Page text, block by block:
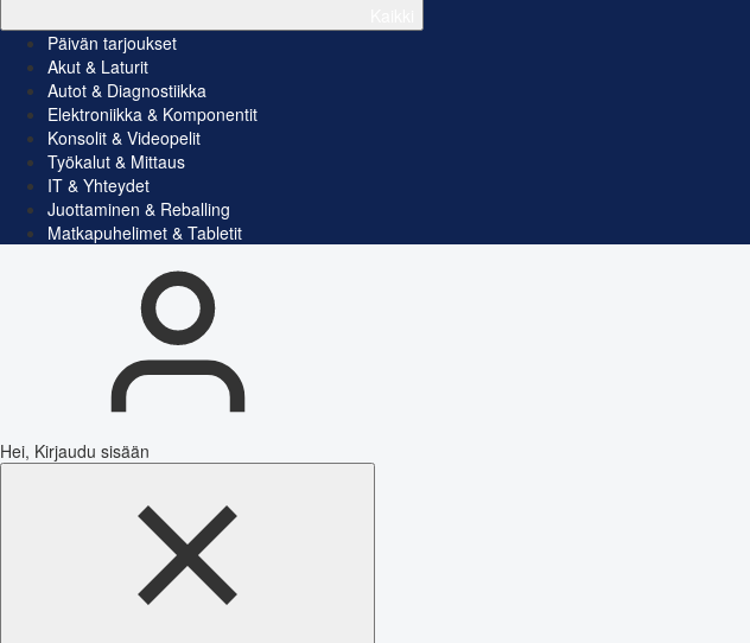
Päivän tarjoukset
Akut & Laturit
Autot & Diagnostiikka
Elektroniikka & Komponentit
Konsolit & Videopelit
Työkalut & Mittaus
IT & Yhteydet
Juottaminen & Reballing
Matkapuhelimet & Tabletit
Hei, Kirjaudu sisään